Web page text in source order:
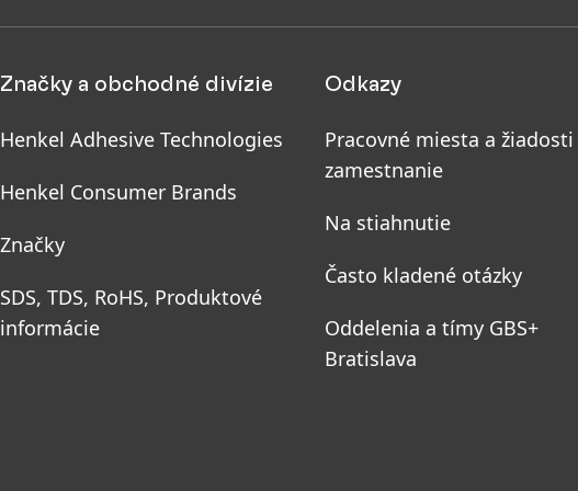
Značky a obchodné divízie
Henkel Adhesive Technologies
Henkel Consumer Brands
Značky
SDS, TDS, RoHS, Produktové
informácie
Odkazy
Pracovné miesta a žiadosti
zamestnanie
Na stiahnutie
Často kladené otázky
Oddelenia a tímy GBS+
Bratislava